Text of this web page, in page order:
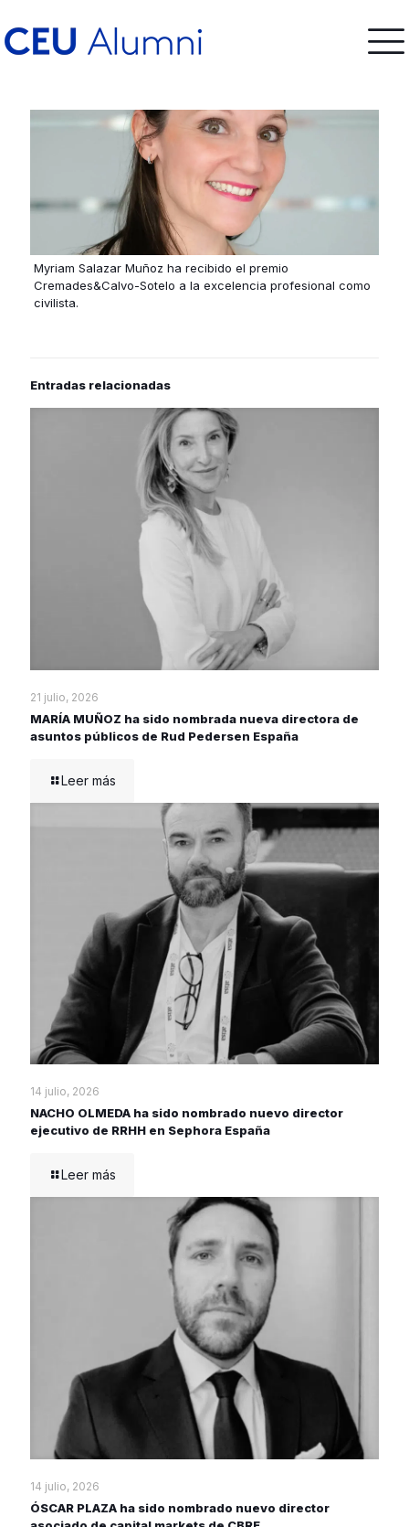
Myriam Salazar Muñoz ha recibido el premio
Cremades&Calvo-Sotelo a la excelencia profesional como
civilista.
Entradas relacionadas
21 julio, 2026
MARÍA MUÑOZ ha sido nombrada nueva directora de
asuntos públicos de Rud Pedersen España
Leer más
14 julio, 2026
NACHO OLMEDA ha sido nombrado nuevo director
ejecutivo de RRHH en Sephora España
Leer más
14 julio, 2026
ÓSCAR PLAZA ha sido nombrado nuevo director